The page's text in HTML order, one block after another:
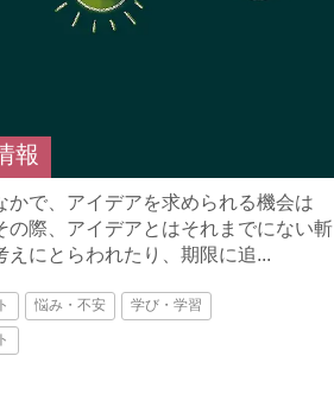
報
かで、アイデアを求められる機会は
の際、アイデアとはそれまでにない斬
えにとらわれたり、期限に追...
悩み・不安 学び・学習